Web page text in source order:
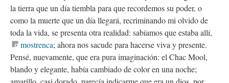
la tierra que un día tiembla para que recordemos su poder, o
como la muerte que un día llegará, recriminando mi olvido de
toda la vida, se presenta otra realidad: sabíamos que estaba allí,
mostrenca; ahora nos sacude para hacerse viva y presente.
Pensé, nuevamente, que era pura imaginación: el Chac Mool,
blando y elegante, había cambiado de color en una noche;